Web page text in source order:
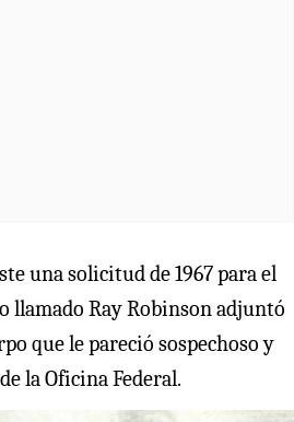
una solicitud de 1967 para el
llamado Ray Robinson adjuntó
que le pareció sospechoso y
la Oficina Federal.